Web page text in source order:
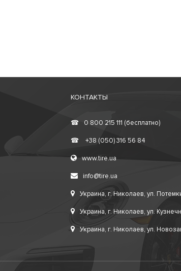
КОНТАКТЫ
☎ 0 800 215 111 (бесплатно)
☎ +38 (050) 316 56 84
www.tire.ua
info@tire.ua
Украина, г. Николаев, ул.
Украина, г. Николаев, ул.
Украина, г. Николаев, ул.